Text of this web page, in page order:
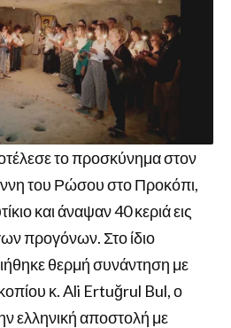
το προσκύνημα στον
του Ρώσου στο Προκόπι,
και άναψαν 40 κεριά εις
προγόνων. Στο ίδιο
θερμή συνάντηση με
κ. Ali Ertuğrul Bul, ο
ελληνική αποστολή με